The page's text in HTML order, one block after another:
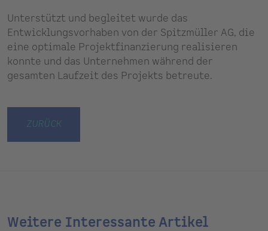
Unterstützt und begleitet wurde das
Entwicklungsvorhaben von der Spitzmüller AG, die
eine optimale Projektfinanzierung realisieren
konnte und das Unternehmen während der
gesamten Laufzeit des Projekts betreute.
ZURÜCK
Weitere Interessante Artikel